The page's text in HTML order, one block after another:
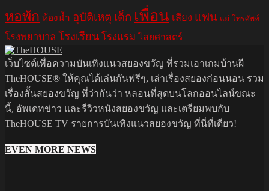
หอพัก ห้องน้ำ อุบัติเหตุ เด็ก เพื่อน เสียง แฟน แม่ โทรศัพท์
โรงพยาบาล โรงเรียน โรงแรม ไสยศาสตร์
เว็บไซต์เพื่อความบันเทิงแนวสยองขวัญ ที่รวมเอาเกมบ้านผี
TheHOUSE® ให้คุณได้เล่นกันฟรีๆ, เล่าเรื่องสยองก่อนนอน รวม
เรื่องสั้นสยองขวัญ ที่ว่ากันว่า หลอนที่สุดบนโลกออนไลน์ขณะ
นี้, อัพเดทข่าว และรีวิวหนังสยองขวัญ และเตรียมพบกับ
TheHOUSE TV รายการบันเทิงแนวสยองขวัญ ที่นี่ที่เดียว!
EVEN MORE NEWS